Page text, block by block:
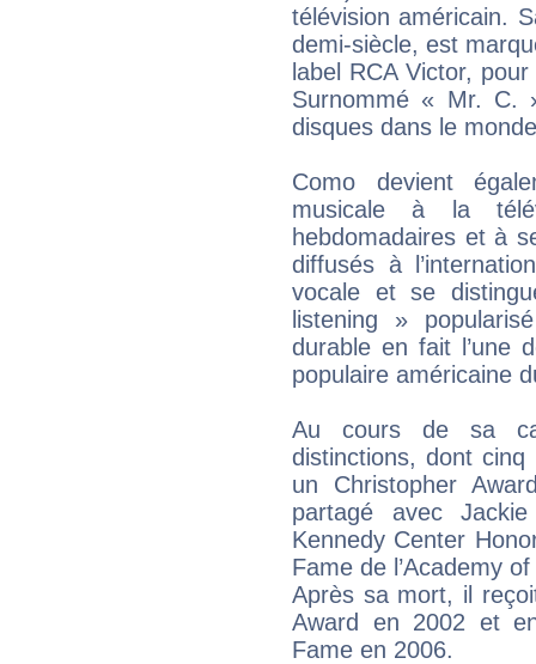
télévision américain.
demi-siècle, est
label RCA Victor,
Surnommé « Mr. C.
disques dans le
Como devient
musicale à la
hebdomadaires et à
diffusés à
vocale et se
listening »
durable en fait l’une
populaire américaine
Au cours de sa
distinctions, dont
un Christopher
partagé avec
Kennedy Center
Fame de l’Academy
Après sa mort, il
Award en 2002 et
Fame en 2006.